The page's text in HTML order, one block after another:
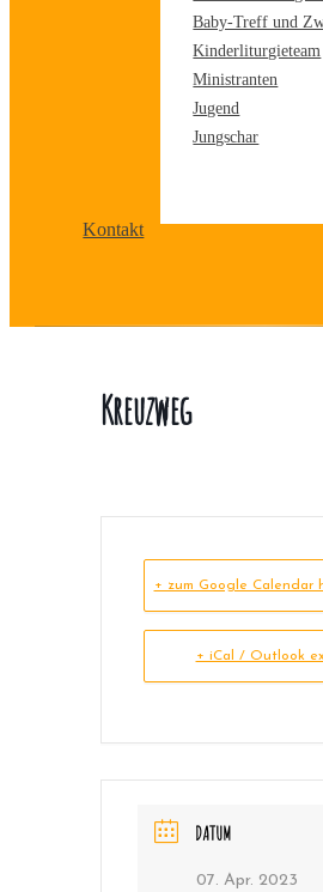
Baby-Treff und
Kinderliturgieteam
Ministranten
Jugend
Jungschar
Kontakt
Kreuzweg
+ zum Google Calendar
+ iCal / Outlook
DATUM
07. Apr. 2023